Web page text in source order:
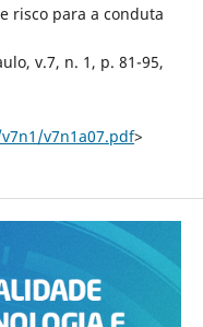
risco para a conduta
v.7, n. 1, p. 81-95,
v7n1a07.pdf>